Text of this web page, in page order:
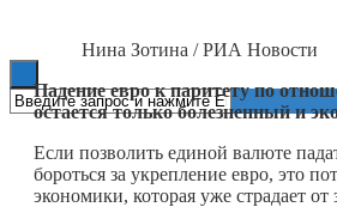
Нина Зотина / РИА Новости
Падение евро к паритету по
остается только болезненный и
Если позволить единой валюте
бороться за укрепление евро, это
экономики, которая уже страдает